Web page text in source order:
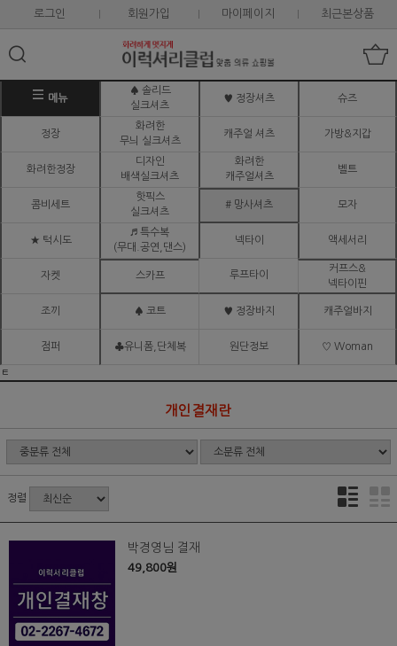
로그인 회원가입 마이페이지 최근본상품
메뉴
♠ 솔리드
실크셔츠
♥ 정장셔츠 슈즈
정장
화려한
무늬 실크셔츠
캐주얼 셔츠 가방&지갑
화려한정장
디자인
배색실크셔츠
화려한
캐주얼셔츠
벨트
콤비세트
핫픽스
실크셔츠
# 망사셔츠 모자
★ 턱시도
♬ 특수복
(무대.공연,댄스)
넥타이 액세서리
자켓 스카프 루프타이
커프스&
넥타이핀
조끼 ♠ 코트 ♥ 정장바지 캐주얼바지
점퍼 ♣유니폼,단체복 원단정보 ♡ Woman
ㅌ
개인결재란
정렬
박경영님 결재
49,800원